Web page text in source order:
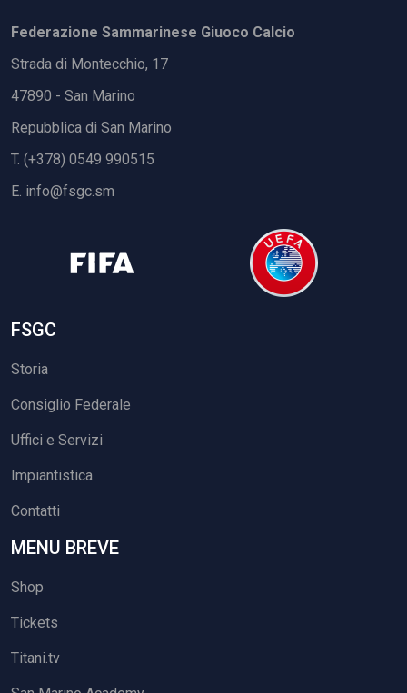
Federazione Sammarinese Giuoco Calcio
Strada di Montecchio, 17
47890 - San Marino
Repubblica di San Marino
T. (+378) 0549 990515
E. info@fsgc.sm
FSGC
Storia
Consiglio Federale
Uffici e Servizi
Impiantistica
Contatti
MENU BREVE
Shop
Tickets
Titani.tv